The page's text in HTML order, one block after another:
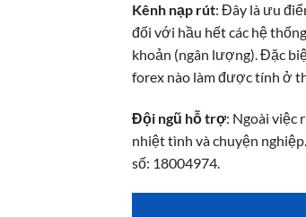
Kênh nạp rút: Đây là ưu
đối với hầu hết các hệ
khoản (ngân lượng). Đặc
forex nào làm được tính ở
Đội ngũ hỗ trợ: Ngoài việc
nhiệt tình và chuyện
số: 18004974.